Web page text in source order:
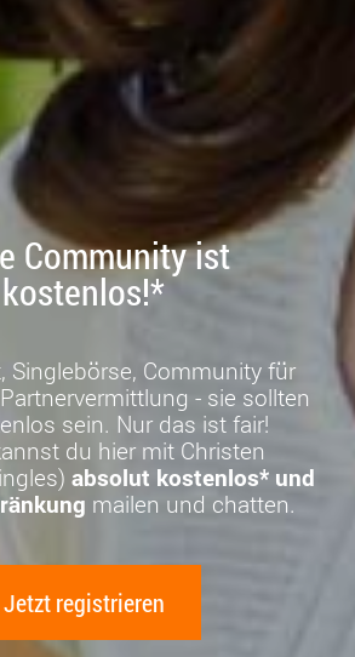
Community ist
kostenlos!*
Singlebörse, Community für
- sie sollten
sein. Nur das ist fair!
du hier mit Christen
absolut kostenlos* und
mailen und chatten.
Jetzt registrieren